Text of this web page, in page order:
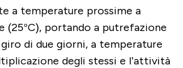
a temperature prossime a
(25°C), portando a putrefazione
di due giorni, a temperature
degli stessi e l’attività